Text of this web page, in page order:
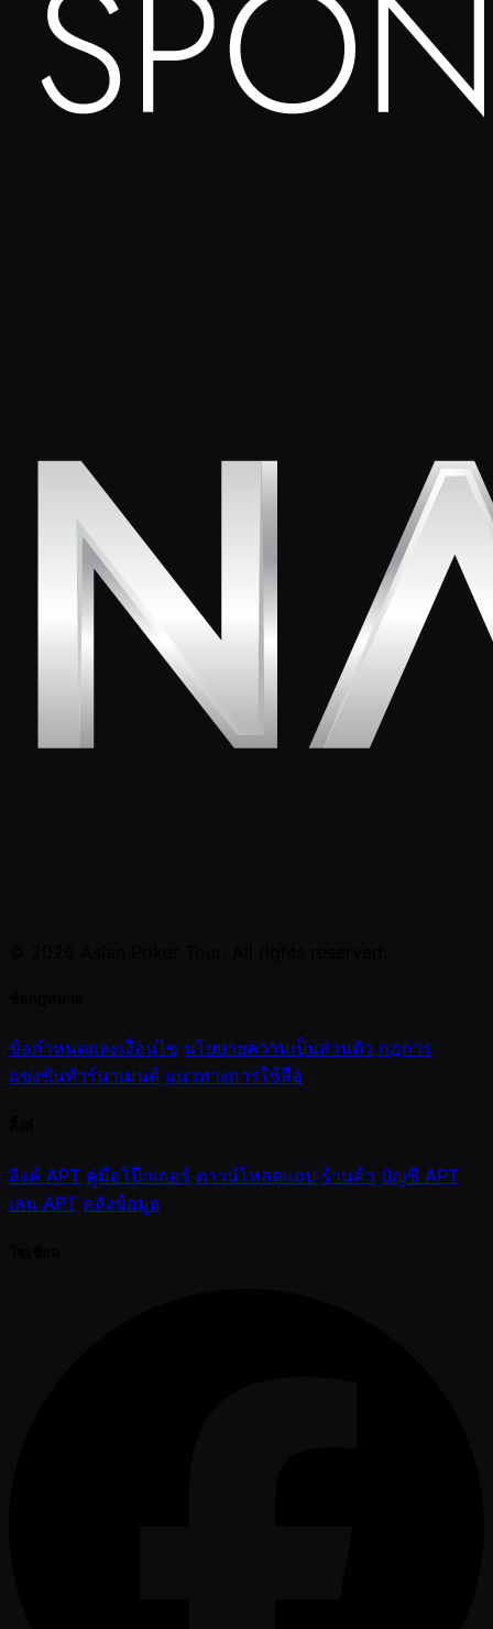
ข้อกำหนดและเงื่อนไข นโยบายความเป็นส่วนตัว กฎการ
แข่งขันทัวร์นาเมนต์ แนวทางการใช้สื่อ
ลิงค์ APT คู่มือโป๊กเกอร์ ดาวน์โหลดแอป ร้านค้า บัญชี APT
เล่น APT คลังข้อมูล